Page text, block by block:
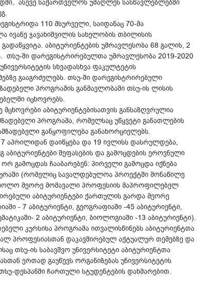
ასევე საქართველოს უმაღლეს სასწავლებლებში
110 მსურველი, საიდანაც 70-მა
ივანე ჯავახიშვილის სახელობის თბილისის
აბიტურიენტების უმრავლესობა 68 გალის, 2
თსუ-ში დარეგისტრირებულთა უმრავლესობა 2019-2020
სხვადასხვა ფაკულტეტის
გააგრძელებს. თსუ-ში დარეგისტრირებული
პროგრამის განმავლობაში თსუ-ის ლისის
იცხოვრებს.
აბიტურიენტებისათვის განსაზღვრულია
პროგრამა, რომელსაც უწყვეტი განათლების
განყოფილება განახორციელებს.
აპრილიდან დაიწყება და 19 ივლისს დასრულდება,
შეფასების და გამოცდების ეროვნული
გამოცდას ჩააბარებენ: პირველი გამოცდა იქნება
(რომელიც სავალდებულოა პროექტში მონაწილე
ხოლო მეორე მომავალი პროფესიის მაპროფილებელ
აბიტურიენტები ქართულის გარდა მეორე
- 7 აბიტურიენტი, გეოგრაფიაში -45 აბიტურიენტი,
2 აბიტურიენტი, ბიოლოგიაში -13 აბიტურიენტი).
კურსისა პროგრამა ითვალისწინებს აბიტურიენტთა
პროფესიასთან დაკავშირებულ აქტუალურ თემებზე და
თსუ-ის საბავშვო უნივერსიტეტი აბიტურიენტთა
ერთად გაუწევს ორგანიზებას უნივერსიტეტის
დესპანში ჩართული სტუდენტების დახმარებით.